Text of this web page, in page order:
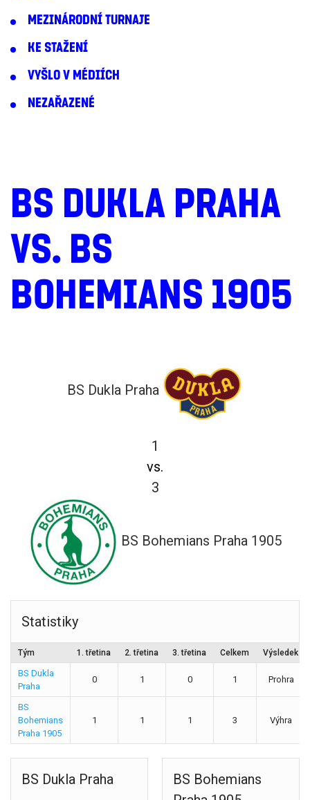
MEZINÁRODNÍ TURNAJE
KE STAŽENÍ
VYŠLO V MÉDIÍCH
NEZAŘAZENÉ
BS DUKLA PRAHA
VS. BS
BOHEMIANS 1905
BS Dukla Praha
1
vs.
3
BS Bohemians Praha 1905
Statistiky
Tým 1. třetina 2. třetina 3. třetina Celkem Výsledek
BS Dukla
Praha
0 1 0 1 Prohra
BS
Bohemians
Praha 1905
1 1 1 3 Výhra
BS Dukla Praha
BS Bohemians